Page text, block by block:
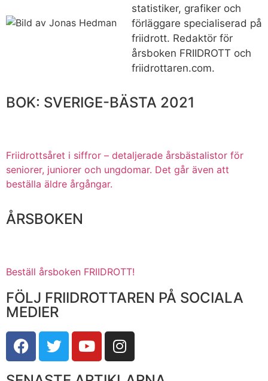
statistiker, grafiker och
förläggare specialiserad på
friidrott. Redaktör för
årsboken FRIIDROTT och
friidrottaren.com.
BOK: SVERIGE-BÄSTA 2021
Friidrottsåret i siffror – detaljerade årsbästalistor för
seniorer, juniorer och ungdomar. Det går även att
beställa äldre årgångar.
ÅRSBOKEN
Beställ årsboken FRIIDROTT!
FÖLJ FRIIDROTTAREN PÅ SOCIALA
MEDIER